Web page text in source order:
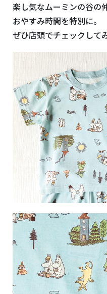
楽し気なムーミンの谷の
おやすみ時間を特別に。
ぜひ店頭でチェックして